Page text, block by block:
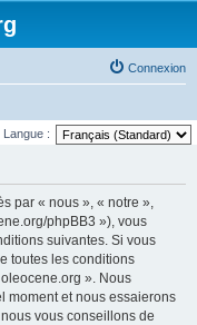
Connexion
Langue :
par « nous », « notre »,
phpBB3 »), vous
suivantes. Si vous
toutes les conditions
». Nous
moment et nous essaierons
vous conseillons de